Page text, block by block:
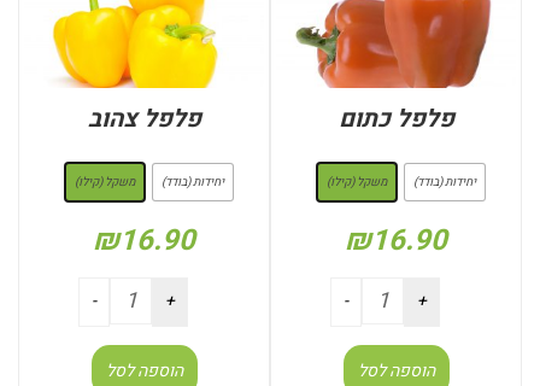
פלפל כתום
יחידות (בודד) משקל (קילו)
₪16.90
הוספה לסל
פלפל צהוב
יחידות (בודד) משקל (קילו)
₪16.90
הוספה לסל